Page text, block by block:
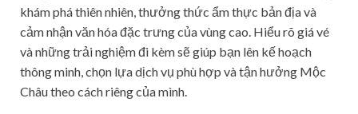
khám phá thiên nhiên, thưởng thức ẩm thực bản địa và
cảm nhận văn hóa đặc trưng của vùng cao. Hiểu rõ giá vé
và những trải nghiệm đi kèm sẽ giúp bạn lên kế hoạch
thông minh, chọn lựa dịch vụ phù hợp và tận hưởng Mộc
Châu theo cách riêng của mình.